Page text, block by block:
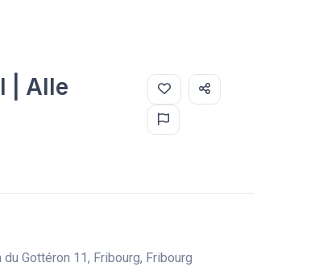
| Alle
Gottéron 11, Fribourg, Fribourg